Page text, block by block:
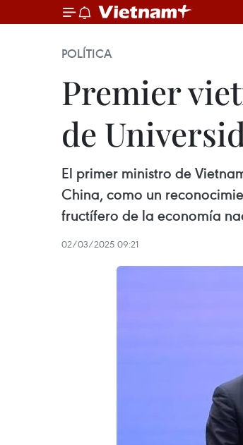
POLÍTICA
Premier
de
El primer ministro de
China, como un
fructífero de la economía
02/03/2025 09:21